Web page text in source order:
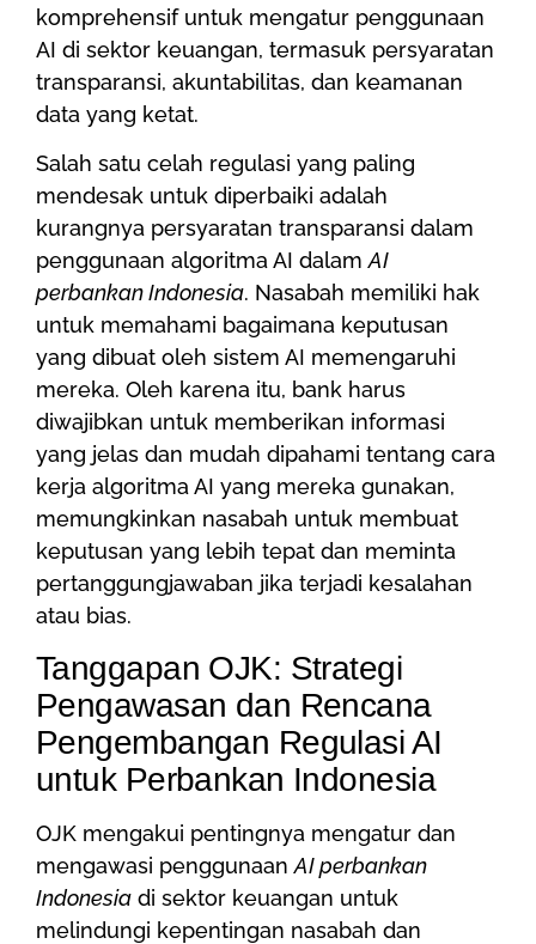
komprehensif untuk mengatur penggunaan
AI di sektor keuangan, termasuk persyaratan
transparansi, akuntabilitas, dan keamanan
data yang ketat.
Salah satu celah regulasi yang paling
mendesak untuk diperbaiki adalah
kurangnya persyaratan transparansi dalam
penggunaan algoritma AI dalamAI
perbankan Indonesia. Nasabah memiliki hak
untuk memahami bagaimana keputusan
yang dibuat oleh sistem AI memengaruhi
mereka. Oleh karena itu, bank harus
diwajibkan untuk memberikan informasi
yang jelas dan mudah dipahami tentang cara
kerja algoritma AI yang mereka gunakan,
memungkinkan nasabah untuk membuat
keputusan yang lebih tepat dan meminta
pertanggungjawaban jika terjadi kesalahan
atau bias.
Tanggapan OJK: Strategi
Pengawasan dan Rencana
Pengembangan Regulasi AI
untuk Perbankan Indonesia
OJK mengakui pentingnya mengatur dan
mengawasi penggunaanAI perbankan
Indonesia di sektor keuangan untuk
melindungi kepentingan nasabah dan